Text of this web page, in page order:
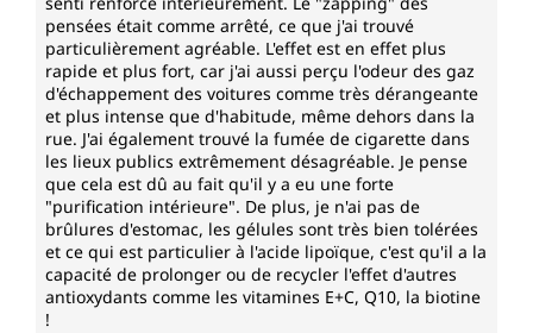
pensées était comme arrêté, ce que j'ai trouvé
particulièrement agréable. L'effet est en effet plus
rapide et plus fort, car j'ai aussi perçu l'odeur des gaz
d'échappement des voitures comme très dérangeante
et plus intense que d'habitude, même dehors dans la
rue. J'ai également trouvé la fumée de cigarette dans
les lieux publics extrêmement désagréable. Je pense
que cela est dû au fait qu'il y a eu une forte
"purification intérieure". De plus, je n'ai pas de
brûlures d'estomac, les gélules sont très bien tolérées
et ce qui est particulier à l'acide lipoïque, c'est qu'il a la
capacité de prolonger ou de recycler l'effet d'autres
antioxydants comme les vitamines E+C, Q10, la biotine
!